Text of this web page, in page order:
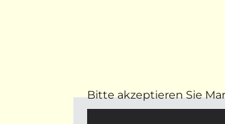
Bitte akzeptieren Sie